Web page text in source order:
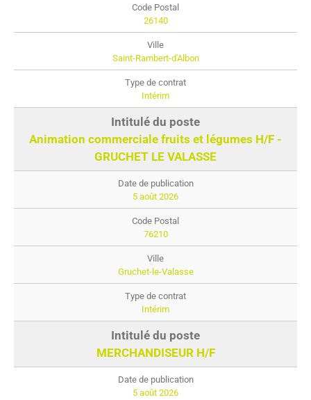
26140
Saint-Rambert-d'Albon
Intérim
Animation commerciale fruits et légumes H/F -
GRUCHET LE VALASSE
5 août 2026
76210
Gruchet-le-Valasse
Intérim
MERCHANDISEUR H/F
5 août 2026